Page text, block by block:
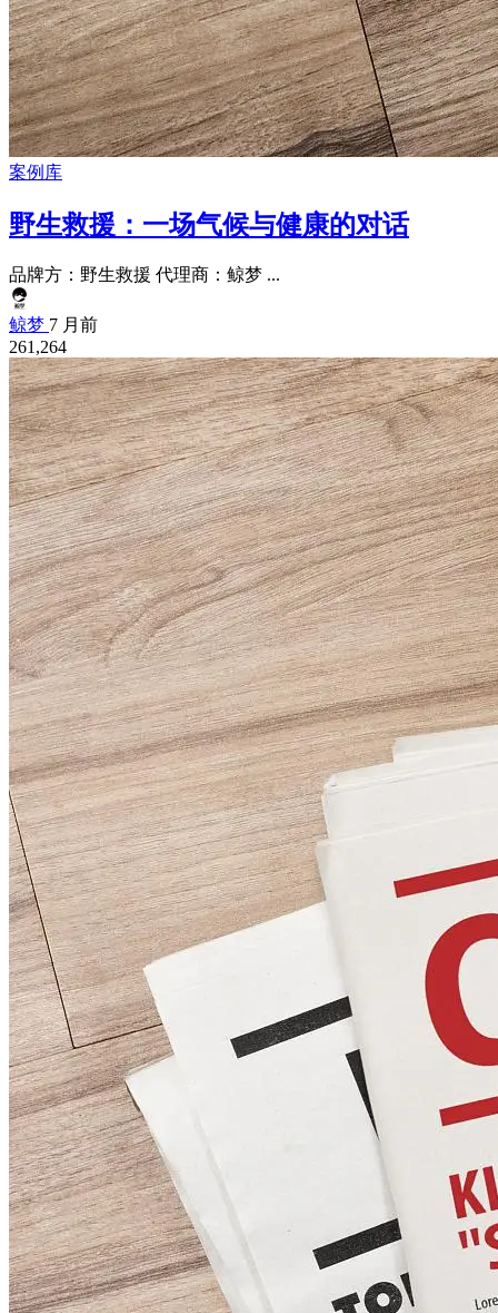
案例库
野生救援：一场气候与健康的对话
品牌方：野生救援 代理商：鲸梦 ...
鲸梦 7 月前
261,264